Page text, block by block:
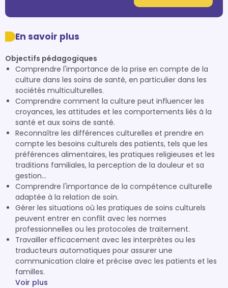
En savoir plus
Objectifs pédagogiques
Comprendre l'importance de la prise en compte de la
culture dans les soins de santé, en particulier dans les
sociétés multiculturelles.
Comprendre comment la culture peut influencer les
croyances, les attitudes et les comportements liés à la
santé et aux soins de santé.
Reconnaître les différences culturelles et prendre en
compte les besoins culturels des patients, tels que les
préférences alimentaires, les pratiques religieuses et les
traditions familiales, la perception de la douleur et sa
gestion…
Comprendre l'importance de la compétence culturelle
adaptée à la relation de soin.
Gérer les situations où les pratiques de soins culturels
peuvent entrer en conflit avec les normes
professionnelles ou les protocoles de traitement.
Travailler efficacement avec les interprètes ou les
traducteurs automatiques pour assurer une
communication claire et précise avec les patients et les
familles.
Voir plus